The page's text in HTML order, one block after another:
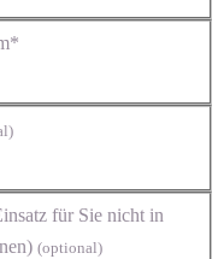
für Sie nicht in
(optional)